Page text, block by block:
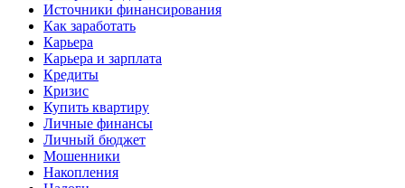
Источники финансирования
Как заработать
Карьера
Карьера и зарплата
Кредиты
Кризис
Купить квартиру
Личные финансы
Личный бюджет
Мошенники
Накопления